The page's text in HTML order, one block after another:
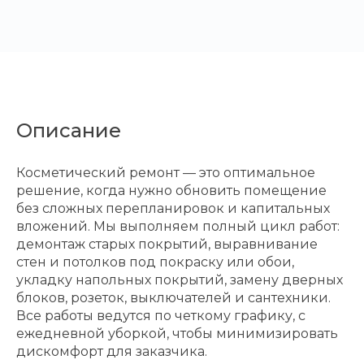
Описание
Косметический ремонт — это оптимальное
решение, когда нужно обновить помещение
без сложных перепланировок и капитальных
вложений. Мы выполняем полный цикл работ:
демонтаж старых покрытий, выравнивание
стен и потолков под покраску или обои,
укладку напольных покрытий, замену дверных
блоков, розеток, выключателей и сантехники.
Все работы ведутся по четкому графику, с
ежедневной уборкой, чтобы минимизировать
дискомфорт для заказчика.